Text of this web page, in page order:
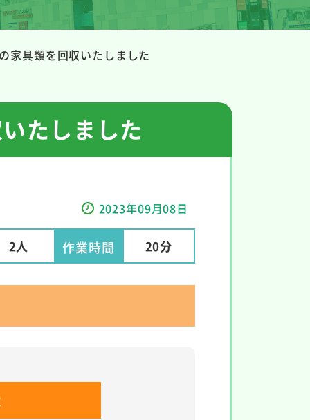
家具類を回収いたしました
たしました
2023年09月08日
2人 作業時間 20分